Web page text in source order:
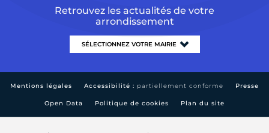
Retrouvez les actualités de votre
arrondissement
Mentions légales Accessibilité : partiellement conforme Presse
Open Data Politique de cookies Plan du site